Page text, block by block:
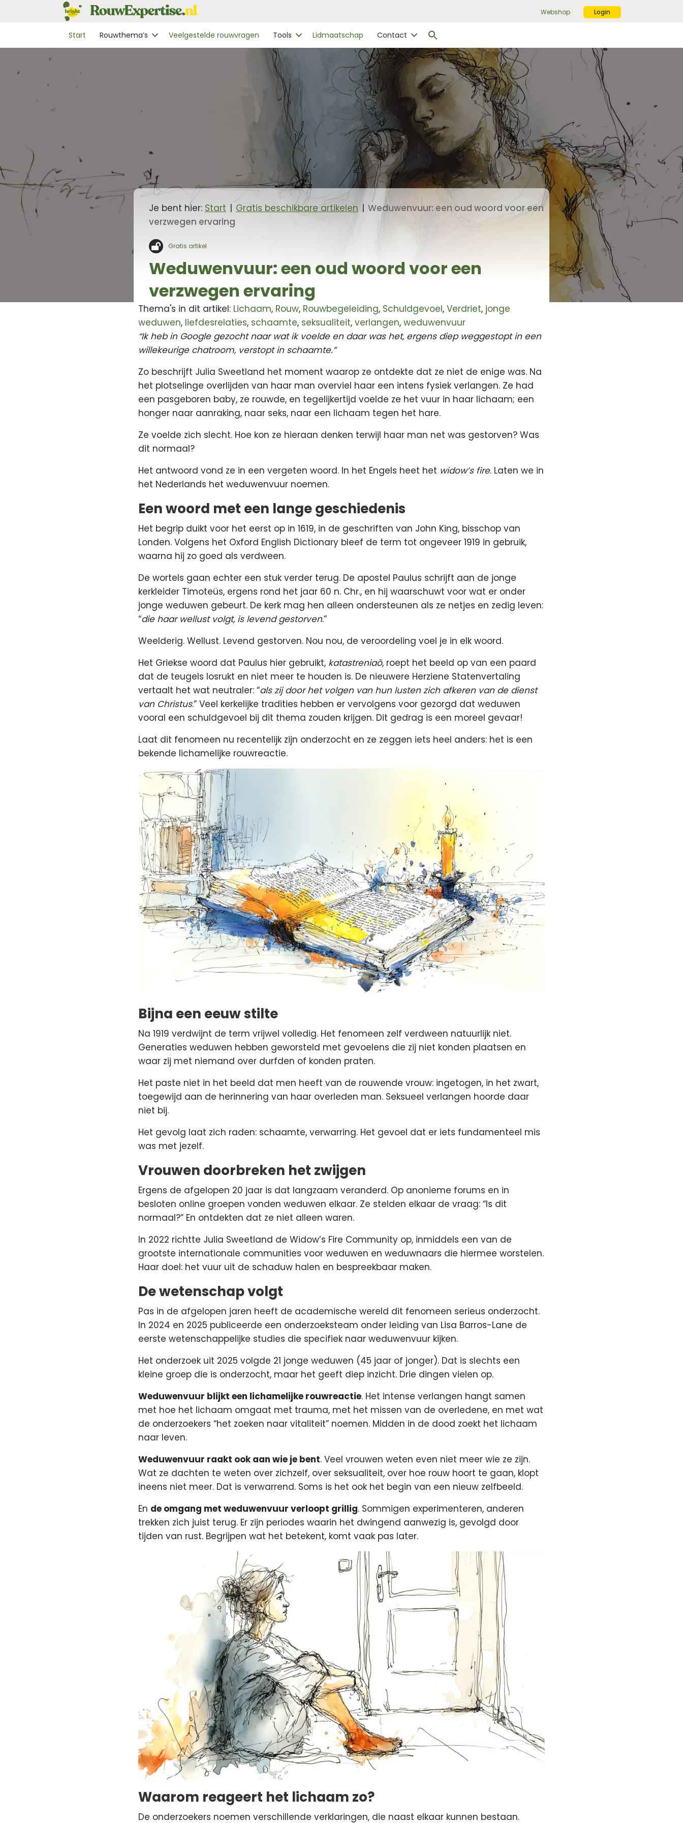
Webshop Login
Start Rouwthema’s Veelgestelde rouwvragen Tools Lidmaatschap Contact
Zoekknop
Je bent hier: Start | Gratis beschikbare artikelen | Weduwenvuur: een oud woord voor een
verzwegen ervaring
Gratis artikel
Weduwenvuur: een oud woord voor een
verzwegen ervaring
Thema's in dit artikel: Lichaam, Rouw, Rouwbegeleiding, Schuldgevoel, Verdriet, jonge
weduwen, liefdesrelaties, schaamte, seksualiteit, verlangen, weduwenvuur
“Ik heb in Google gezocht naar wat ik voelde en daar was het, ergens diep weggestopt in een
willekeurige chatroom, verstopt in schaamte.”
Zo beschrijft Julia Sweetland het moment waarop ze ontdekte dat ze niet de enige was. Na
het plotselinge overlijden van haar man overviel haar een intens fysiek verlangen. Ze had
een pasgeboren baby, ze rouwde, en tegelijkertijd voelde ze het vuur in haar lichaam; een
honger naar aanraking, naar seks, naar een lichaam tegen het hare.
Ze voelde zich slecht. Hoe kon ze hieraan denken terwijl haar man net was gestorven? Was
dit normaal?
Het antwoord vond ze in een vergeten woord. In het Engels heet het widow’s fire. Laten we in
het Nederlands het weduwenvuur noemen.
Een woord met een lange geschiedenis
Het begrip duikt voor het eerst op in 1619, in de geschriften van John King, bisschop van
Londen. Volgens het Oxford English Dictionary bleef de term tot ongeveer 1919 in gebruik,
waarna hij zo goed als verdween.
De wortels gaan echter een stuk verder terug. De apostel Paulus schrijft aan de jonge
kerkleider Timoteüs, ergens rond het jaar 60 n. Chr., en hij waarschuwt voor wat er onder
jonge weduwen gebeurt. De kerk mag hen alleen ondersteunen als ze netjes en zedig leven:
“die haar wellust volgt, is levend gestorven.”
Weelderig. Wellust. Levend gestorven. Nou nou, de veroordeling voel je in elk woord.
Het Griekse woord dat Paulus hier gebruikt, katastreniaō, roept het beeld op van een paard
dat de teugels losrukt en niet meer te houden is. De nieuwere Herziene Statenvertaling
vertaalt het wat neutraler: “als zij door het volgen van hun lusten zich afkeren van de dienst
van Christus.” Veel kerkelijke tradities hebben er vervolgens voor gezorgd dat weduwen
vooral een schuldgevoel bij dit thema zouden krijgen. Dit gedrag is een moreel gevaar!
Laat dit fenomeen nu recentelijk zijn onderzocht en ze zeggen iets heel anders: het is een
bekende lichamelijke rouwreactie.
Bijna een eeuw stilte
Na 1919 verdwijnt de term vrijwel volledig. Het fenomeen zelf verdween natuurlijk niet.
Generaties weduwen hebben geworsteld met gevoelens die zij niet konden plaatsen en
waar zij met niemand over durfden of konden praten.
Het paste niet in het beeld dat men heeft van de rouwende vrouw: ingetogen, in het zwart,
toegewijd aan de herinnering van haar overleden man. Seksueel verlangen hoorde daar
niet bij.
Het gevolg laat zich raden: schaamte, verwarring. Het gevoel dat er iets fundamenteel mis
was met jezelf.
Vrouwen doorbreken het zwijgen
Ergens de afgelopen 20 jaar is dat langzaam veranderd. Op anonieme forums en in
besloten online groepen vonden weduwen elkaar. Ze stelden elkaar de vraag: “Is dit
normaal?” En ontdekten dat ze niet alleen waren.
In 2022 richtte Julia Sweetland de Widow’s Fire Community op, inmiddels een van de
grootste internationale communities voor weduwen en weduwnaars die hiermee worstelen.
Haar doel: het vuur uit de schaduw halen en bespreekbaar maken.
De wetenschap volgt
Pas in de afgelopen jaren heeft de academische wereld dit fenomeen serieus onderzocht.
In 2024 en 2025 publiceerde een onderzoeksteam onder leiding van Lisa Barros-Lane de
eerste wetenschappelijke studies die specifiek naar weduwenvuur kijken.
Het onderzoek uit 2025 volgde 21 jonge weduwen (45 jaar of jonger). Dat is slechts een
kleine groep die is onderzocht, maar het geeft diep inzicht. Drie dingen vielen op.
Weduwenvuur blijkt een lichamelijke rouwreactie. Het intense verlangen hangt samen
met hoe het lichaam omgaat met trauma, met het missen van de overledene, en met wat
de onderzoekers “het zoeken naar vitaliteit” noemen. Midden in de dood zoekt het lichaam
naar leven.
Weduwenvuur raakt ook aan wie je bent. Veel vrouwen weten even niet meer wie ze zijn.
Wat ze dachten te weten over zichzelf, over seksualiteit, over hoe rouw hoort te gaan, klopt
ineens niet meer. Dat is verwarrend. Soms is het ook het begin van een nieuw zelfbeeld.
En de omgang met weduwenvuur verloopt grillig. Sommigen experimenteren, anderen
trekken zich juist terug. Er zijn periodes waarin het dwingend aanwezig is, gevolgd door
tijden van rust. Begrijpen wat het betekent, komt vaak pas later.
Waarom reageert het lichaam zo?
De onderzoekers noemen verschillende verklaringen, die naast elkaar kunnen bestaan.